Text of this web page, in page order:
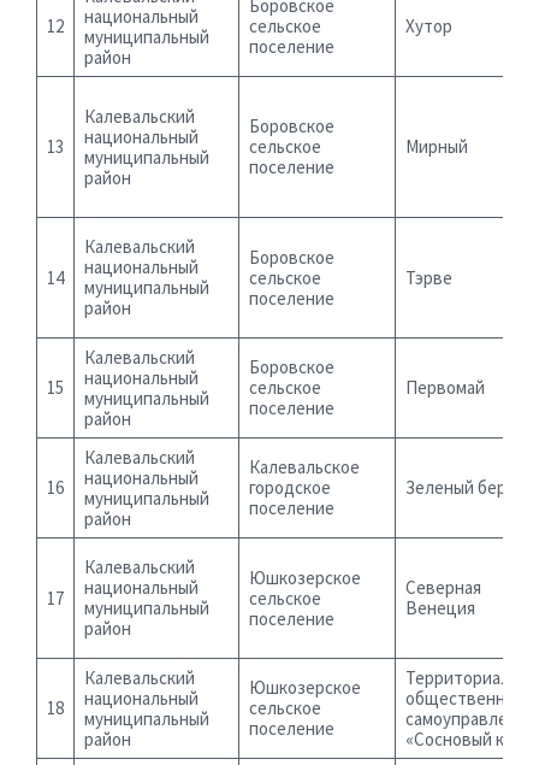
12
национальный
муниципальный
район
Боровское
сельское
поселение
Хутор
13
Калевальский
национальный
муниципальный
район
Боровское
сельское
поселение
Мирный
14
Калевальский
национальный
муниципальный
район
Боровское
сельское
поселение
Тэрве
15
Калевальский
национальный
муниципальный
район
Боровское
сельское
поселение
Первомай
16
Калевальский
национальный
муниципальный
район
Калевальское
городское
поселение
Зеленый берег
17
Калевальский
национальный
муниципальный
район
Юшкозерское
сельское
поселение
Северная
Венеция
18
Калевальский
национальный
муниципальный
район
Юшкозерское
сельское
поселение
общественное
самоуправление
«Сосновый край»